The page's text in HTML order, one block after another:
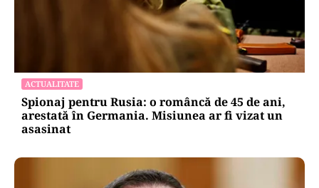
ACTUALITATE
Spionaj pentru Rusia: o româncă de 45 de ani,
arestată în Germania. Misiunea ar fi vizat un
asasinat